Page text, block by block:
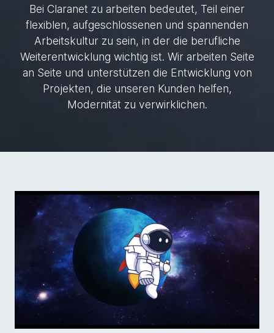
Bei Claranet zu arbeiten bedeutet, Teil einer
flexiblen, aufgeschlossenen und spannenden
Arbeitskultur zu sein, in der die berufliche
Weiterentwicklung wichtig ist. Wir arbeiten Seite
an Seite und unterstützen die Entwicklung von
Projekten, die unseren Kunden helfen,
Modernität zu verwirklichen.